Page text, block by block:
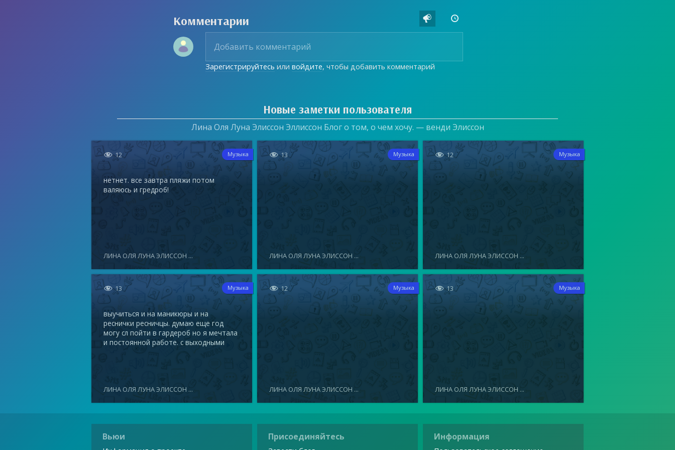
Комментарии  
Зарегистрируйтесь иливойдите, чтобы добавить комментарий
Новые заметки пользователя
Лина Оля Луна Элиссон Эллиссон Блог о том, о чем хочу. — венди Элиссон
 12 Музыка
нетнет. все завтра пляжи потом
валяюсь и гредроб!
ЛИНА ОЛЯ ЛУНА ЭЛИССОН ...
 13 Музыка
ЛИНА ОЛЯ ЛУНА ЭЛИССОН ...
 12 Музыка
ЛИНА ОЛЯ ЛУНА ЭЛИССОН ...
 13 Музыка
выучиться и на маникюры и на
реснички ресничцы. думаю еще год
могу сл пойти в гардероб но я мечтала
и постоянной работе. с выходными
ЛИНА ОЛЯ ЛУНА ЭЛИССОН ...
 12 Музыка
ЛИНА ОЛЯ ЛУНА ЭЛИССОН ...
 13 Музыка
ЛИНА ОЛЯ ЛУНА ЭЛИССОН ...
Вьюи Присоединяйтесь Информация